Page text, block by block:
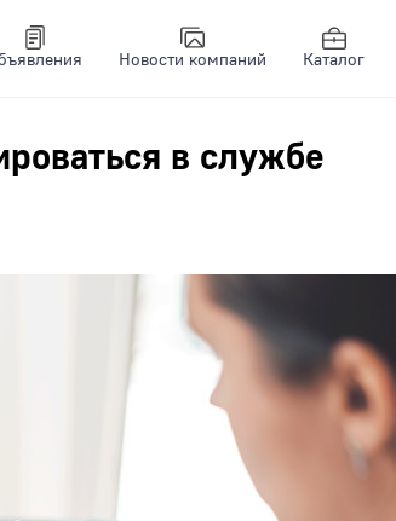
Новости компаний Каталог
в службе